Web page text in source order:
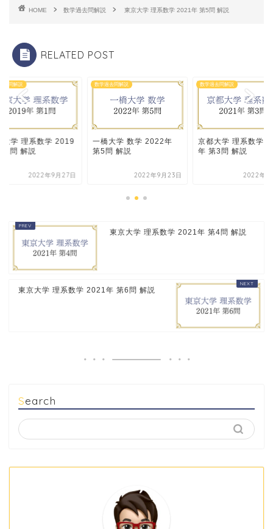
HOME 数学過去問解説 東京大学 理系数学 2021年 第5問 解説
RELATED POST
去問解説
大学 理系数学 2019
1問 解説
2022年9月27日
数学過去問解説
一橋大学 数学 2022年
第5問 解説
2022年9月23日
数学過去問解説
京都大学 理系数学
年 第3問 解説
2022年8
東京大学 理系数学 2021年 第4問 解説
東京大学 理系数学 2021年 第6問 解説
Search